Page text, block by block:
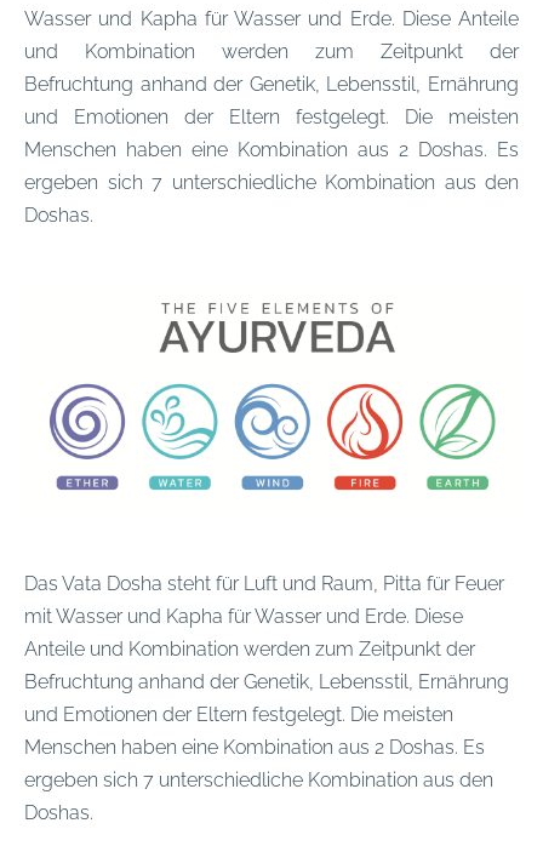
Wasser und Kapha für Wasser und Erde. Diese Anteile
und Kombination werden zum Zeitpunkt der
Befruchtung anhand der Genetik, Lebensstil, Ernährung
und Emotionen der Eltern festgelegt. Die meisten
Menschen haben eine Kombination aus 2 Doshas. Es
ergeben sich 7 unterschiedliche Kombination aus den
Doshas.
Das Vata Dosha steht für Luft und Raum, Pitta für Feuer
mit Wasser und Kapha für Wasser und Erde. Diese
Anteile und Kombination werden zum Zeitpunkt der
Befruchtung anhand der Genetik, Lebensstil, Ernährung
und Emotionen der Eltern festgelegt. Die meisten
Menschen haben eine Kombination aus 2 Doshas. Es
ergeben sich 7 unterschiedliche Kombination aus den
Doshas.